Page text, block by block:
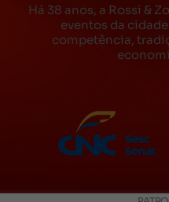
Há 38 anos, a Rossi &
eventos da
competência,